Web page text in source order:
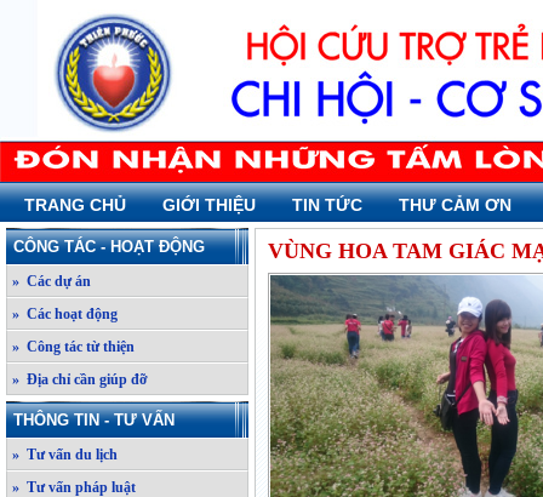
TRANG CHỦ GIỚI THIỆU TIN TỨC THƯ CẢM ƠN
CÔNG TÁC - HOẠT ĐỘNG
» Các dự án
» Các hoạt động
» Công tác từ thiện
» Địa chỉ cần giúp đỡ
THÔNG TIN - TƯ VẤN
» Tư vấn du lịch
» Tư vấn pháp luật
VÙNG HOA TAM GIÁC